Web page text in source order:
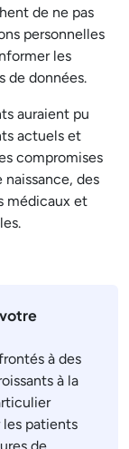
de ne pas
personnelles
les
de données.
auraient pu
actuels et
compromises
des
médicaux et
à des
à la
les patients
de